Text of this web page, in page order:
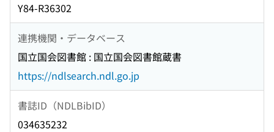
Y84-R36302
連携機関・データベース
国立国会図書館 : 国立国会図書館蔵書
https://ndlsearch.ndl.go.jp
書誌ID（NDLBibID）
034635232